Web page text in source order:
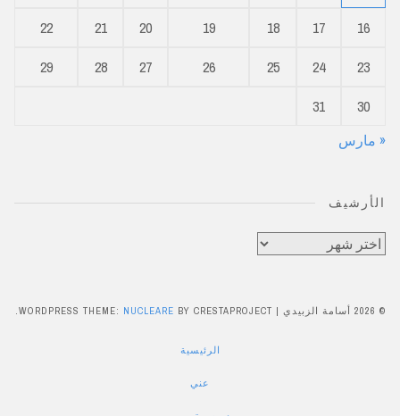
16
17
18
19
20
21
22
23
24
25
26
27
28
29
30
31
« مارس
الأرشيف
الأرشيف
© 2026 أسامة الزبيدي |
WORDPRESS THEME: NUCLEARE BY CRESTAPROJECT.
الرئيسية
عني